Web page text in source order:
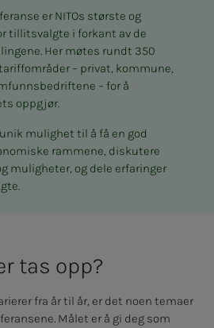
er NITOs største og
tillitsvalgte i forkant av de
Her møtes rundt 350
– privat, kommune,
– for å
oppgjør.
mulighet til å få en god
rammene, diskutere
muligheter, og dele erfaringer
tas opp?
fra år til år, er det noen temaer
Målet er å gi deg som